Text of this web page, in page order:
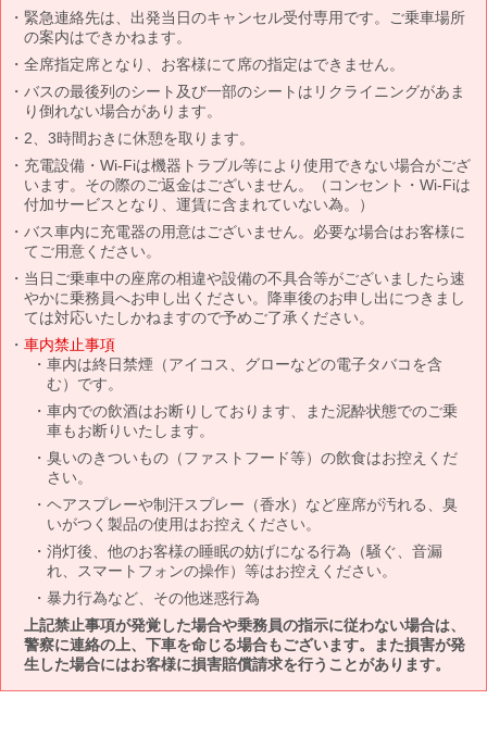
緊急連絡先は、出発当日のキャンセル受付専用です。ご乗車場所
の案内はできかねます。
全席指定席となり、お客様にて席の指定はできません。
バスの最後列のシート及び一部のシートはリクライニングがあま
り倒れない場合があります。
2、3時間おきに休憩を取ります。
充電設備・Wi-Fiは機器トラブル等により使用できない場合がござ
います。その際のご返金はございません。（コンセント・Wi-Fiは
付加サービスとなり、運賃に含まれていない為。）
バス車内に充電器の用意はございません。必要な場合はお客様に
てご用意ください。
当日ご乗車中の座席の相違や設備の不具合等がございましたら速
やかに乗務員へお申し出ください。降車後のお申し出につきまし
ては対応いたしかねますので予めご了承ください。
車内禁止事項
車内は終日禁煙（アイコス、グローなどの電子タバコを含
む）です。
車内での飲酒はお断りしております、また泥酔状態でのご乗
車もお断りいたします。
臭いのきついもの（ファストフード等）の飲食はお控えくだ
さい。
ヘアスプレーや制汗スプレー（香水）など座席が汚れる、臭
いがつく製品の使用はお控えください。
消灯後、他のお客様の睡眠の妨げになる行為（騒ぐ、音漏
れ、スマートフォンの操作）等はお控えください。
暴力行為など、その他迷惑行為
上記禁止事項が発覚した場合や乗務員の指示に従わない場合は、
警察に連絡の上、下車を命じる場合もございます。また損害が発
生した場合にはお客様に損害賠償請求を行うことがあります。